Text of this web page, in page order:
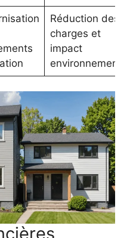
Réduction des
charges et
impact
environnemental